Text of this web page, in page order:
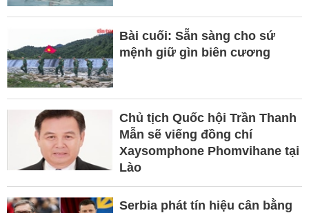
Bài cuối: Sẵn sàng cho sứ
mệnh giữ gìn biên cương
Chủ tịch Quốc hội Trần Thanh
Mẫn sẽ viếng đồng chí
Xaysomphone Phomvihane tại
Lào
Serbia phát tín hiệu cân bằng